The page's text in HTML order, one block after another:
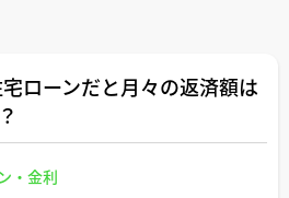
ローンだと月々の返済額は
・金利